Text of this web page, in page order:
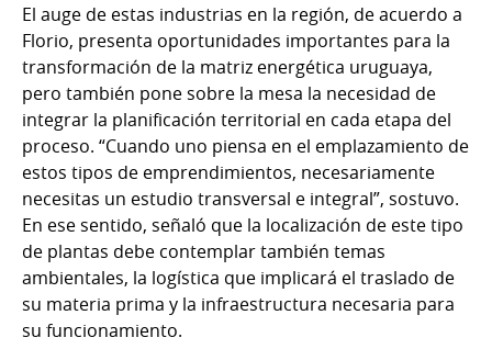
El auge de estas industrias en la región, de acuerdo a
Florio, presenta oportunidades importantes para la
transformación de la matriz energética uruguaya,
pero también pone sobre la mesa la necesidad de
integrar la planificación territorial en cada etapa del
proceso. “Cuando uno piensa en el emplazamiento de
estos tipos de emprendimientos, necesariamente
necesitas un estudio transversal e integral”, sostuvo.
En ese sentido, señaló que la localización de este tipo
de plantas debe contemplar también temas
ambientales, la logística que implicará el traslado de
su materia prima y la infraestructura necesaria para
su funcionamiento.